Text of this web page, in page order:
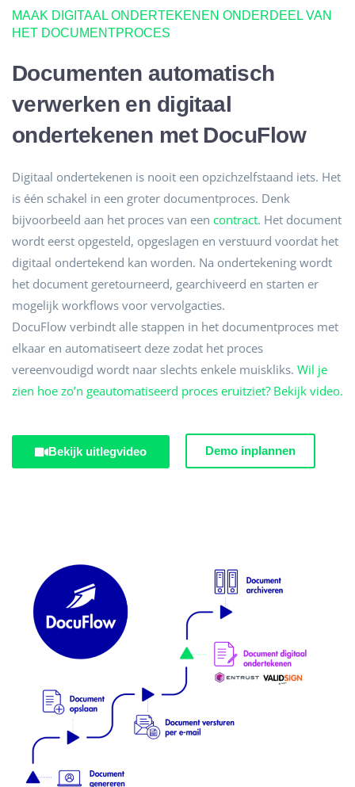
MAAK DIGITAAL ONDERTEKENEN ONDERDEEL VAN
HET DOCUMENTPROCES
Documenten automatisch
verwerken en digitaal
ondertekenen met DocuFlow
Digitaal ondertekenen is nooit een opzichzelfstaand iets. Het
is één schakel in een groter documentproces. Denk
bijvoorbeeld aan het proces van een contract. Het document
wordt eerst opgesteld, opgeslagen en verstuurd voordat het
digitaal ondertekend kan worden. Na ondertekening wordt
het document geretourneerd, gearchiveerd en starten er
mogelijk workflows voor vervolgacties.
DocuFlow verbindt alle stappen in het documentproces met
elkaar en automatiseert deze zodat het proces
vereenvoudigd wordt naar slechts enkele muiskliks. Wil je
zien hoe zo’n geautomatiseerd proces eruitziet? Bekijk video.
Bekijk uitlegvideo Demo inplannen